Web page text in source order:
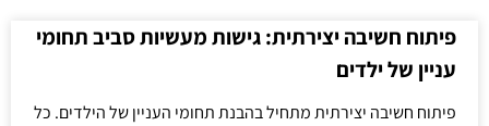
פיתוח חשיבה יצירתית: גישות מעשיות סביב תחומי
עניין של ילדים
פיתוח חשיבה יצירתית מתחיל בהבנת תחומי העניין של הילדים. כל